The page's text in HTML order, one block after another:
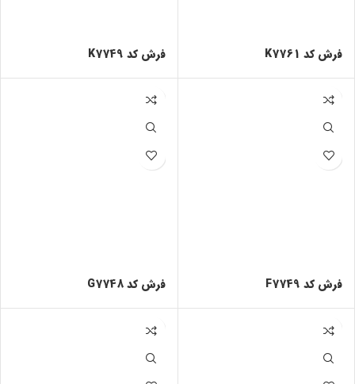
فرش کد K7761 فرش کد K7749
فرش کد F7749 فرش کد G7748